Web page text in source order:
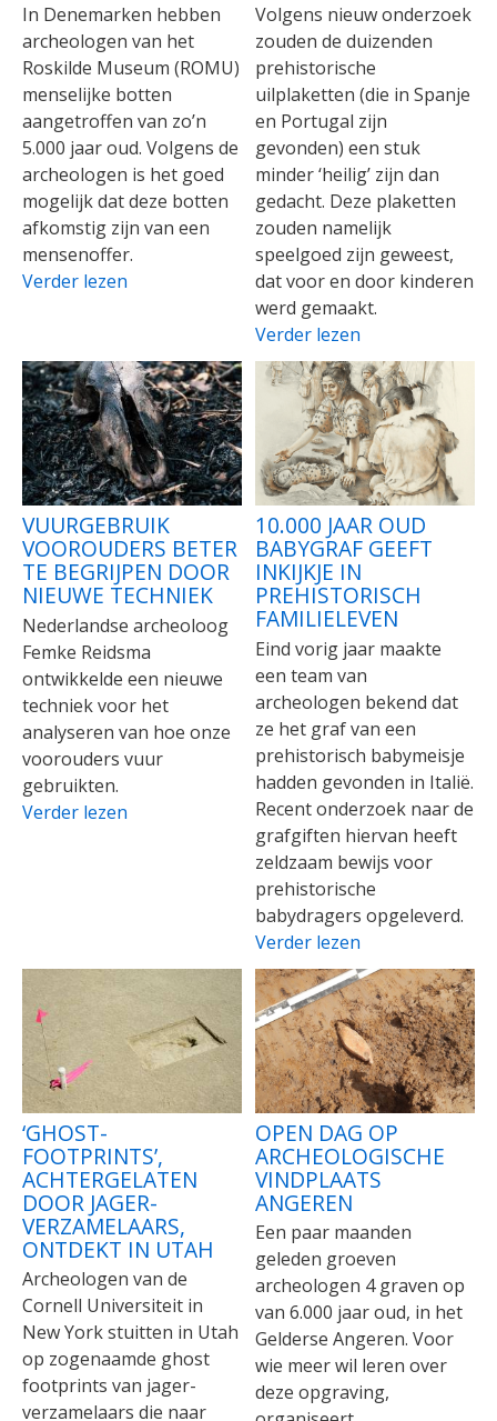
In Denemarken hebben
archeologen van het
Roskilde Museum (ROMU)
menselijke botten
aangetroffen van zo’n
5.000 jaar oud. Volgens de
archeologen is het goed
mogelijk dat deze botten
afkomstig zijn van een
mensenoffer.
Verder lezen
Volgens nieuw onderzoek
zouden de duizenden
prehistorische
uilplaketten (die in Spanje
en Portugal zijn
gevonden) een stuk
minder ‘heilig’ zijn dan
gedacht. Deze plaketten
zouden namelijk
speelgoed zijn geweest,
dat voor en door kinderen
werd gemaakt.
Verder lezen
VUURGEBRUIK
VOOROUDERS BETER
TE BEGRIJPEN DOOR
NIEUWE TECHNIEK
Nederlandse archeoloog
Femke Reidsma
ontwikkelde een nieuwe
techniek voor het
analyseren van hoe onze
voorouders vuur
gebruikten.
Verder lezen
10.000 JAAR OUD
BABYGRAF GEEFT
INKIJKJE IN
PREHISTORISCH
FAMILIELEVEN
Eind vorig jaar maakte
een team van
archeologen bekend dat
ze het graf van een
prehistorisch babymeisje
hadden gevonden in Italië.
Recent onderzoek naar de
grafgiften hiervan heeft
zeldzaam bewijs voor
prehistorische
babydragers opgeleverd.
Verder lezen
‘GHOST-
FOOTPRINTS’,
ACHTERGELATEN
DOOR JAGER-
VERZAMELAARS,
ONTDEKT IN UTAH
Archeologen van de
Cornell Universiteit in
New York stuitten in Utah
op zogenaamde ghost
footprints van jager-
verzamelaars die naar
OPEN DAG OP
ARCHEOLOGISCHE
VINDPLAATS
ANGEREN
Een paar maanden
geleden groeven
archeologen 4 graven op
van 6.000 jaar oud, in het
Gelderse Angeren. Voor
wie meer wil leren over
deze opgraving,